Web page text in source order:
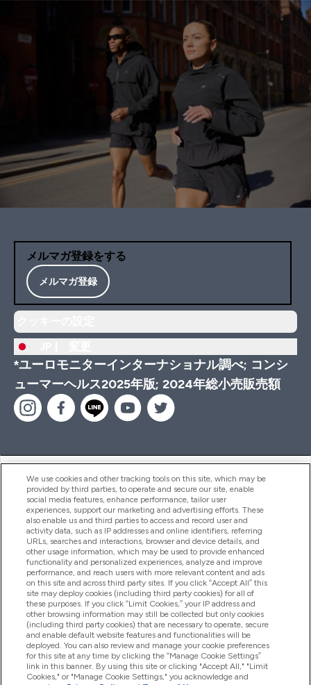
メルマガ登録をする
メルマガ登録
*ユーロモニターインターナショナル調べ; コンシ
ューマーヘルス2025年版; 2024年総小売販売額
ヘルプ＆ガイド
商品について
会社概要
特典＆ポイント
2026 The Hut.com Ltd
We use cookies and other tracking tools on this site, which may be
provided by third parties, to operate and secure our site, enable
social media features, enhance performance, tailor user
experiences, support our marketing and advertising efforts. These
also enable us and third parties to access and record user and
activity data, such as IP addresses and online identifiers, referring
URLs, searches and interactions, browser and device details, and
other usage information, which may be used to provide enhanced
functionality and personalized experiences, analyze and improve
performance, and reach users with more relevant content and ads
on this site and across third party sites. If you click “Accept All” this
site may deploy cookies (including third party cookies) for all of
these purposes. If you click “Limit Cookies,” your IP address and
other browsing information may still be collected but only cookies
(including third party cookies) that are necessary to operate, secure
and enable default website features and functionalities will be
deployed. You can also review and manage your cookie preferences
for this site at any time by clicking the “Manage Cookie Settings”
link in this banner. By using this site or clicking "Accept All," "Limit
Cookies," or "Manage Cookie Settings," you acknowledge and